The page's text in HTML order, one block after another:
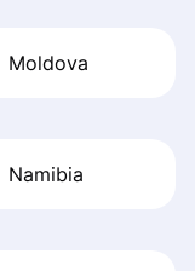
Moldova
Namibia